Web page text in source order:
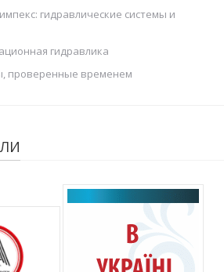
гидравлические системы и
гидравлика
проверенные временем